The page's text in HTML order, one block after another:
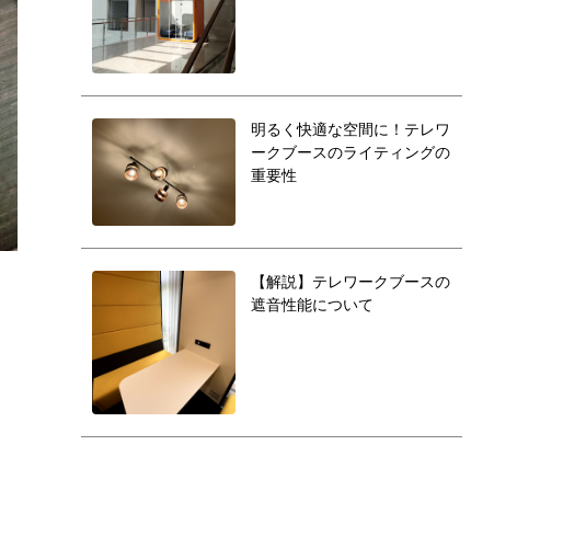
明るく快適な空間に！テレワ
ークブースのライティングの
重要性
【解説】テレワークブースの
遮音性能について